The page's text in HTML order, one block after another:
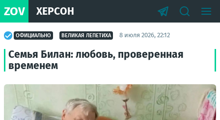
ZOV ХЕРСОН
ОФИЦИАЛЬНО ВЕЛИКАЯ ЛЕПЕТИХА 8 июля 2026, 22:12
Семья Билан: любовь, проверенная
временем